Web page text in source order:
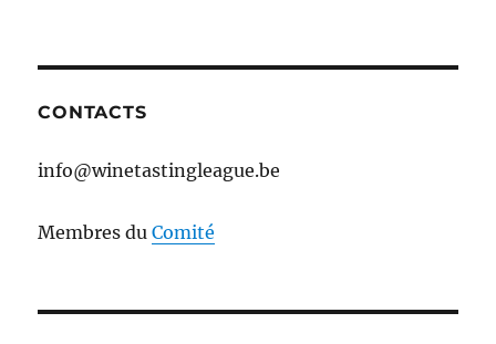
CONTACTS
info@winetastingleague.be
Membres duComité